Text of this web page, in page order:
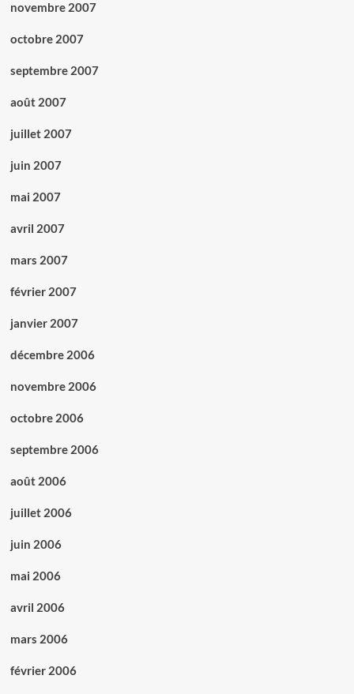
novembre 2007
octobre 2007
septembre 2007
août 2007
juillet 2007
juin 2007
mai 2007
avril 2007
mars 2007
février 2007
janvier 2007
décembre 2006
novembre 2006
octobre 2006
septembre 2006
août 2006
juillet 2006
juin 2006
mai 2006
avril 2006
mars 2006
février 2006